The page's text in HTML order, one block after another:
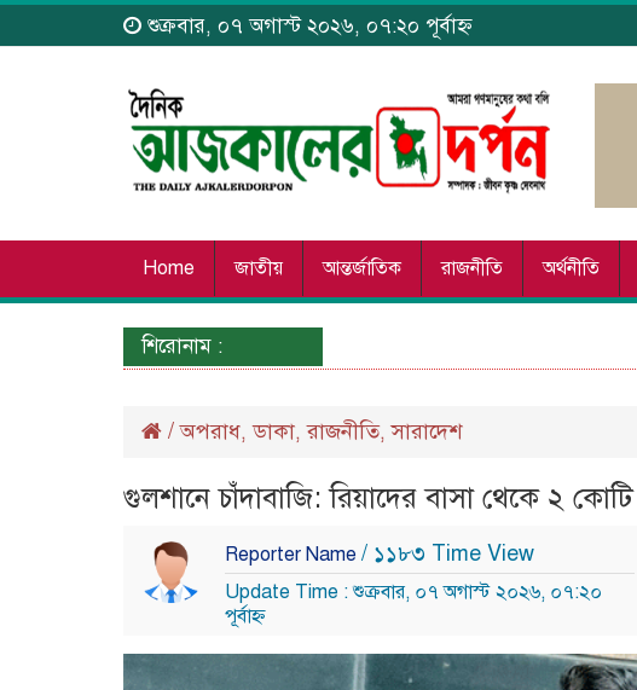
শুক্রবার, ০৭ অগাস্ট ২০২৬, ০৭:২০ পূর্বাহ্ন
Home জাতীয় আন্তর্জাতিক রাজনীতি অর্থনীতি
শিরোনাম :
/অপরাধ,ডাকা,রাজনীতি,সারাদেশ
গুলশানে চাঁদাবাজি: রিয়াদের বাসা থেকে ২
Reporter Name / ১১৮৩ Time View
Update Time : শুক্রবার, ০৭ অগাস্ট ২০২৬, ০৭:২০
পূর্বাহ্ন